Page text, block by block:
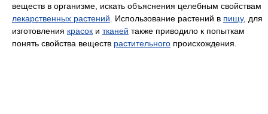
веществ в организме, искать объяснения целебным свойствам
лекарственных растений . Использование растений в пищу, для
изготовления красок и тканей также приводило к попыткам
понять свойства веществ растительного происхождения.